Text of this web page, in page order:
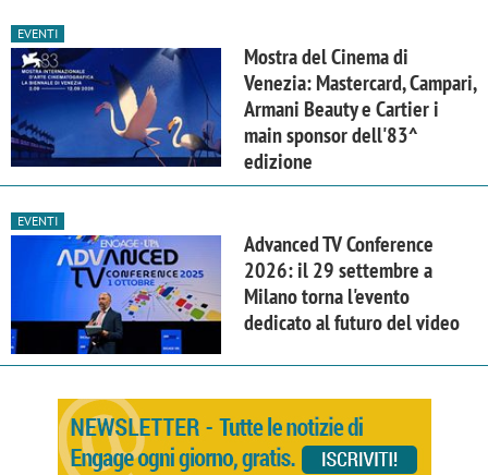
EVENTI
Mostra del Cinema di
Venezia: Mastercard, Campari,
Armani Beauty e Cartier i
main sponsor dell'83^
edizione
EVENTI
Advanced TV Conference
2026: il 29 settembre a
Milano torna l'evento
dedicato al futuro del video